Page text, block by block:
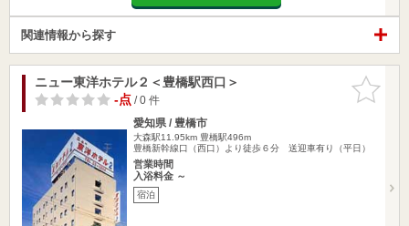
関連情報から探す
お気に入
りに追加
ニュー東洋ホテル２＜豊橋駅西口＞
-点/ 0 件
愛知県 / 豊橋市
大森駅11.95km 豊橋駅496m
豊橋新幹線口（西口）より徒歩６分 送迎車有り（平日）
営業時間
入浴料金 ～
宿泊